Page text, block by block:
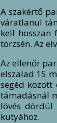
A szakértő
váratlanul
kell hosszan
törzsén. Az
Az ellenőr
elszalad 15
segéd
támadásnál
lövés dördül
kutyához.